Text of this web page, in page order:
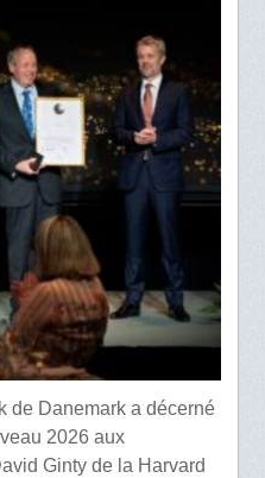
de Danemark a décerné
2026 aux
Ginty de la Harvard